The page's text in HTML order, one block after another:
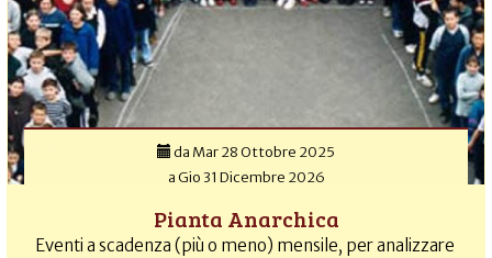
da Mar 28 Ottobre 2025
aGio 31 Dicembre 2026
Pianta Anarchica
Eventi a scadenza (più o meno) mensile, per analizzare